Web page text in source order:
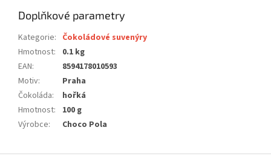
Doplňkové parametry
Kategorie: Čokoládové suvenýry
Hmotnost:
0.1 kg
EAN:
8594178010593
Motiv:
Praha
Čokoláda:
hořká
Hmotnost:
100 g
Výrobce: Choco Pola